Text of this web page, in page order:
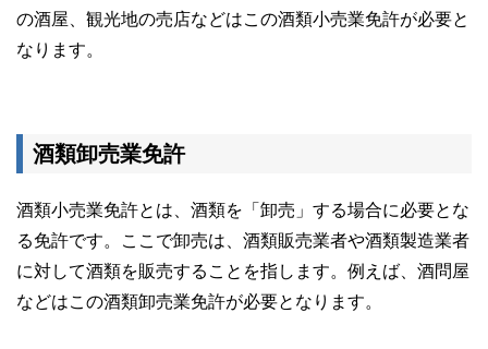
の酒屋、観光地の売店などはこの酒類小売業免許が必要と
なります。
酒類卸売業免許
酒類小売業免許とは、酒類を「卸売」する場合に必要とな
る免許です。ここで卸売は、酒類販売業者や酒類製造業者
に対して酒類を販売することを指します。例えば、酒問屋
などはこの酒類卸売業免許が必要となります。